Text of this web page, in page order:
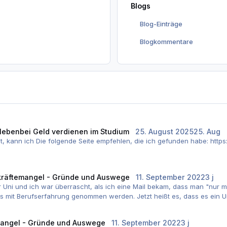
Blogs
Blog-Einträge
Blogkommentare
Geld verdienen im Studium 25. August 202525. Aug
kann ich Die folgende Seite empfehlen, die ich gefunden habe:
- Gründe und Auswege 11. September 20223 j
und ich war überrascht, als ich eine Mail bekam, dass man "nur
mit Berufserfahrung genommen werden. Jetzt heißt es, dass es ein
- Gründe und Auswege 11. September 20223 j